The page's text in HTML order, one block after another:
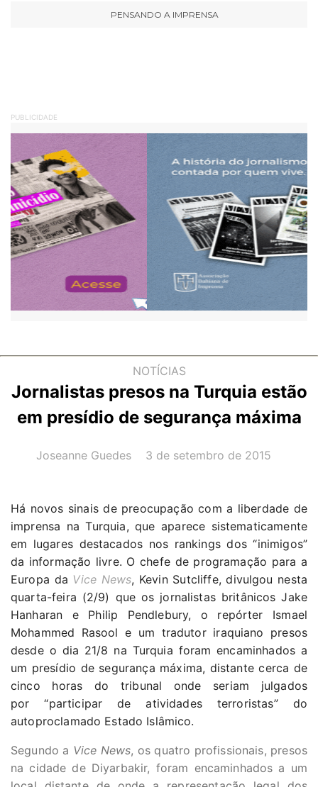
PENSANDO A IMPRENSA
PUBLICIDADE
NOTÍCIAS
Jornalistas presos na Turquia estão
em presídio de segurança máxima
AUTOR(A):
Joseanne Guedes DATA:
3 de setembro de 2015
Há novos sinais de preocupação com a liberdade de
imprensa na Turquia, que aparece sistematicamente
em lugares destacados nos rankings dos “inimigos”
da informação livre. O chefe de programação para a
Europa da Vice News, Kevin Sutcliffe, divulgou nesta
quarta-feira (2/9) que os jornalistas britânicos Jake
Hanharan e Philip Pendlebury, o repórter Ismael
Mohammed Rasool e um tradutor iraquiano presos
desde o dia 21/8 na Turquia foram encaminhados a
um presídio de segurança máxima, distante cerca de
cinco horas do tribunal onde seriam julgados
por “participar de atividades terroristas” do
autoproclamado Estado Islâmico.
Segundo a Vice News, os quatro profissionais, presos
na cidade de Diyarbakir, foram encaminhados a um